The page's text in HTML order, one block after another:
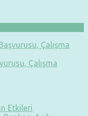
Çalışma
Çalışma
Etkileri